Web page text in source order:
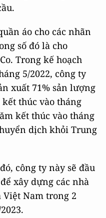
áo cho các nhãn
số đó là cho
Trong kế hoạch
5/2022, công ty
xuất 71% sản lượng
thúc vào tháng
kết thúc vào tháng
dịch khỏi Trung
công ty này sẽ đầu
xây dựng các nhà
Nam trong 2